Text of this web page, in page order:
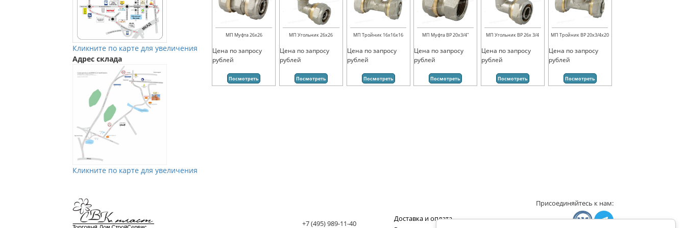
Кликните по карте для увеличения
Адрес склада
Кликните по карте для увеличения
МП Муфта 26х26
Цена по запросу
рублей
Посмотреть
МП Угольник 26х26
Цена по запросу
рублей
Посмотреть
МП Тройник 16х16х16
Цена по запросу
рублей
Посмотреть
МП Муфта ВР 20х3/4"
Цена по запросу
рублей
Посмотреть
МП Угольник ВР 26х 3/4
Цена по запросу
рублей
Посмотреть
МП Тройник ВР 20х3/4х20
Цена по запросу
рублей
Посмотреть
+7 (495) 989-11-40
Доставка и оплата
Присоединяйтесь к нам:
Мы в Vkontakte
Мы в Телеграм